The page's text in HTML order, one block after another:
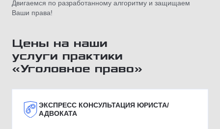
Двигаемся по разработанному алгоритму и защищаем
Ваши права!
Цены на наши
услуги практики
«Уголовное право»
ЭКСПРЕСС КОНСУЛЬТАЦИЯ ЮРИСТА/
АДВОКАТА